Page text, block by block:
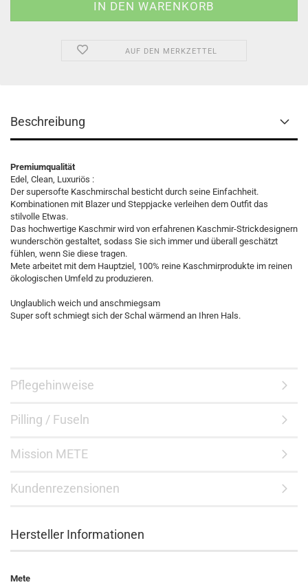
AUF DEN MERKZETTEL
Beschreibung
Premiumqualität
Edel, Clean, Luxuriös :
Der supersofte Kaschmirschal besticht durch seine Einfachheit.
Kombinationen mit Blazer und Steppjacke verleihen dem Outfit das
stilvolle Etwas.
Das hochwertige Kaschmir wird von erfahrenen Kaschmir-Strickdesignern
wunderschön gestaltet, sodass Sie sich immer und überall geschätzt
fühlen, wenn Sie diese tragen.
Mete arbeitet mit dem Hauptziel, 100% reine Kaschmirprodukte im reinen
ökologischen Umfeld zu produzieren.
Unglaublich weich und anschmiegsam
Super soft schmiegt sich der Schal wärmend an Ihren Hals.
Pflegehinweise
Pilling / Fuseln
Mission METE
Kundenrezensionen
Hersteller Informationen
Mete